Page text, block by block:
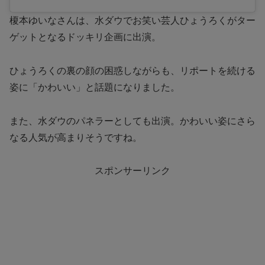
榎本ゆいなさんは、水ダウでお笑い芸人ひょうろくがター
ゲットとなるドッキリ企画に出演。
ひょうろくの裏の顔の困惑しながらも、リポートを続ける
姿に「かわいい」と話題になりました。
また、水ダウのパネラーとしても出演。かわいい姿にさら
なる人気が高まりそうですね。
スポンサーリンク